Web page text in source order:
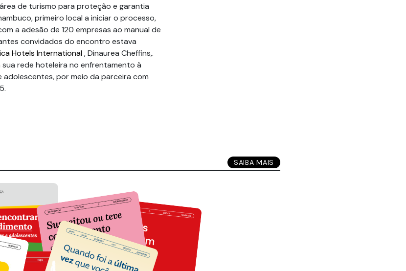
de turismo para proteção e garantia
primeiro local a iniciar o processo,
a adesão de 120 empresas ao manual de
convidados do encontro estava
Hotels International, Dinaurea Cheffins,.
rede hoteleira no enfrentamento à
adolescentes, por meio da parceira com
SAIBA MAIS